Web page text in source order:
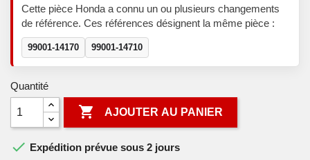
Cette pièce Honda a connu un ou plusieurs changements
de référence. Ces références désignent la même pièce :
99001-14170 99001-14710
Quantité
 AJOUTER AU PANIER
 Expédition prévue sous 2 jours